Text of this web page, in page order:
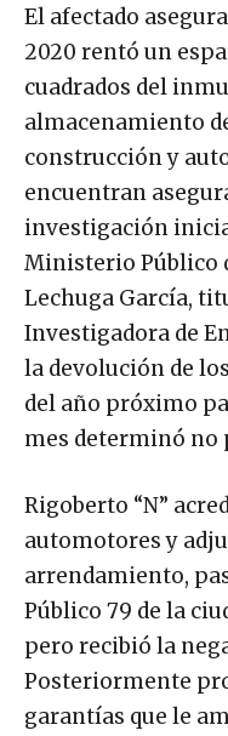
El afectado
2020 rentó un
cuadrados del
almacenamiento
construcción y
encuentran
investigación
Ministerio Público
Lechuga García,
Investigadora de
la devolución de
del año próximo
mes determinó no
Rigoberto “N”
automotores y
arrendamiento,
Público 79 de la
pero recibió la
Posteriormente
garantías que le